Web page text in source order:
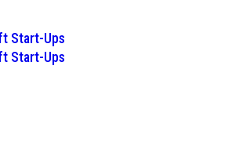
Start-Ups
Start-Ups